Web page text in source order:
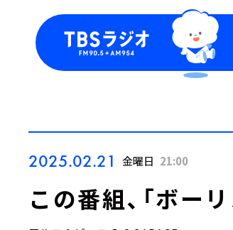
2025.02.21 金曜日 21:00
この番組、「ボー